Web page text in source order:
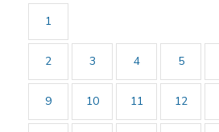
1
2 3 4 5
9 10 11 12